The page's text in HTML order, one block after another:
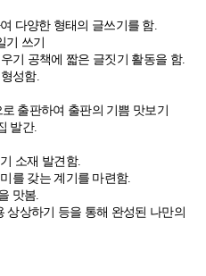
다양한 형태의 글쓰기를 함.
기 쓰기
기 공책에 짧은 글짓기 활동을 함.
성함.
로 출판하여 출판의 기쁨 맛보기
발간.
소재 발견함.
를 갖는 계기를 마련함.
맛봄.
상상하기 등을 통해 완성된 나만의